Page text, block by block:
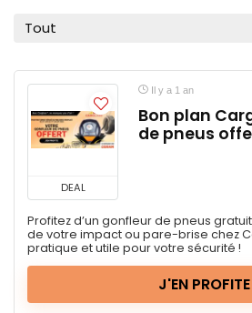
Tout
DEAL
Il y a 1 an
Bon plan
de pneus
Profitez d’un gonfleur de pneus
de votre impact ou pare-brise chez
pratique et utile pour votre sécurité !
J'EN PROFITE